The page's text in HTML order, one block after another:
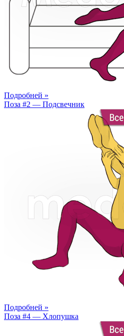
Подробней »
Поза #2 — Подсвечник
Подробней »
Поза #4 — Хлопушка